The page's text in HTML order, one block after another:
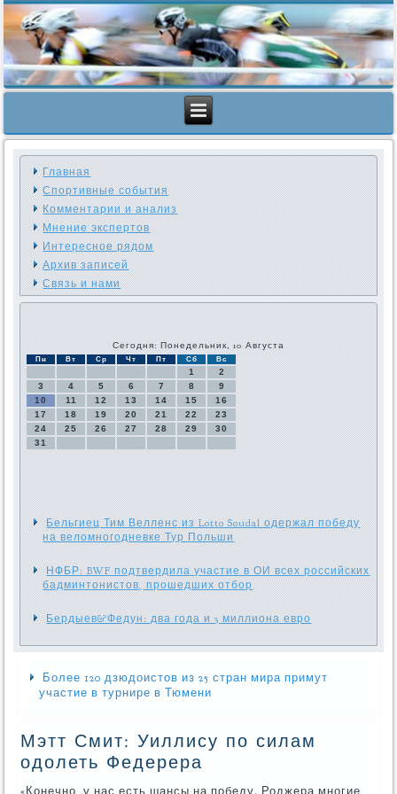
Главная
Спортивные события
Комментарии и анализ
Мнение экспертов
Интересное рядом
Архив записей
Связь и нами
Сегодня: Понедельник, 10 Августа
Пн Вт Ср Чт Пт Сб Вс
1
2
3
4 5 6 7 8
9
10
11 12 13 14 15
16
17
18 19 20 21 22
23
24
25 26 27 28 29
30
31
Бельгиец Тим Велленс из Lotto Soudal одержал победу
на веломногодневке Тур Польши
НФБР: BWF подтвердила участие в ОИ всех российских
бадминтонистов, прошедших отбор
Бердыев&Федун: два года и 3 миллиона евро
Более 120 дзюдоистов из 25 стран мира примут
участие в турнире в Тюмени
Мэтт Смит: Уиллису по силам
одолеть Федерера